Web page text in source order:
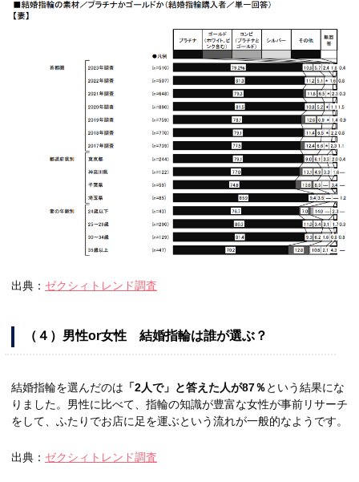
出典： ゼクシィトレンド調査
（４）男性or女性 結婚指輪は誰が選ぶ？
結婚指輪を選んだのは 「2人で」と答えた人が87％という結果にな
りました。男性に比べて、指輪の知識が豊富な女性が事前リサーチ
をして、ふたりでお店に足を運ぶという流れが一般的なようです。
出典： ゼクシィトレンド調査